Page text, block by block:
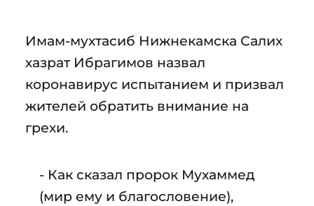
Имам-мухтасиб Нижнекамска Салих
хазрат Ибрагимов назвал
коронавирус испытанием и призвал
жителей обратить внимание на
грехи.
- Как сказал пророк Мухаммед
(мир ему и благословение),